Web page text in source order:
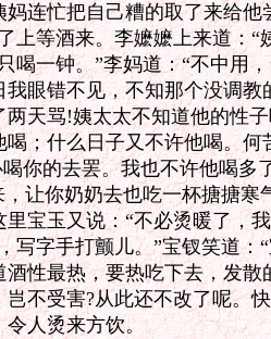
连忙把自己糟的取了来给他
上等酒来。李嬷嬷上来道：“
喝一钟。”李妈道：“不中用
眼错不见，不知那个没调
天骂!姨太太不知道他的性
；什么日子又不许他喝。何
你的去罢。我也不许他喝多
让你奶奶去也吃一杯搪搪寒
宝玉又说：“不必烫暖了，
写字手打颤儿。”宝钗笑道：
性最热，要热吃下去，发
不受害?从此还不改了呢。
人烫来方饮。